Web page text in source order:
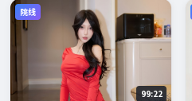
院线
99:22